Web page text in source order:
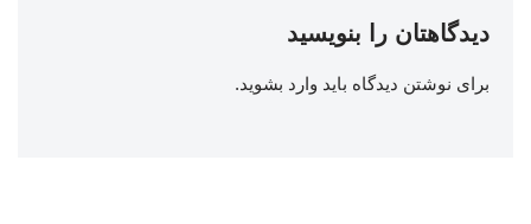
دیدگاهتان را بنویسید
برای نوشتن دیدگاه باید وارد بشوید.